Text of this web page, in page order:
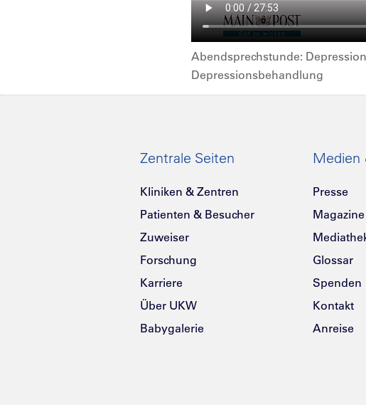
Abendsprechstunde:
Depressionsbehandlung
Zentrale Seiten
Kliniken & Zentren
Patienten & Besucher
Zuweiser
Forschung
Karriere
Über UKW
Babygalerie
Medien
Presse
Magazine
Glossar
Spenden
Kontakt
Anreise